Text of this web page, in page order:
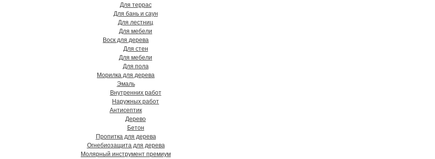
Для террас
Для бань и саун
Для лестниц
Для мебели
Воск для дерева
Для стен
Для мебели
Для пола
Морилка для дерева
Эмаль
Внутренних работ
Наружных работ
Антисептик
Дерево
Бетон
Пропитка для дерева
Огнебиозащита для дерева
Молярный инструмент премиум